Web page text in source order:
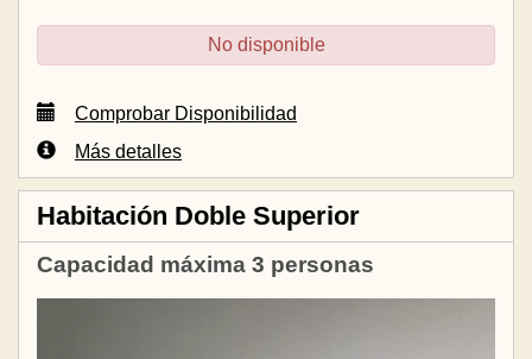
No disponible
Comprobar Disponibilidad
Más detalles
Habitación Doble Superior
Capacidad máxima 3 personas